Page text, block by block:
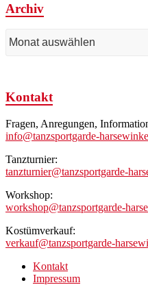
Archiv
Kontakt
Fragen, Anregungen,
info@tanzsportgarde-
Tanzturnier:
tanzturnier@tanzsportgarde-
Workshop:
workshop@tanzsportgarde-
Kostümverkauf:
verkauf@tanzsportgarde-
Kontakt
Impressum